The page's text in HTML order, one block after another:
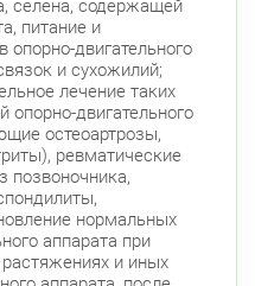
селена, содержащей
питание и
опорно-двигательного
и сухожилий;
лечение таких
опорно-двигательного
остеоартрозы,
ревматические
позвоночника,
нормальных
аппарата при
и иных